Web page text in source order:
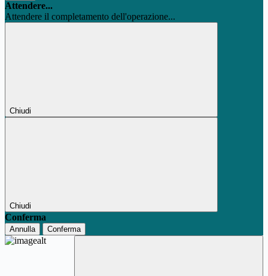
Attendere...
Attendere il completamento dell'operazione...
Chiudi
Chiudi
Conferma
Annulla Conferma